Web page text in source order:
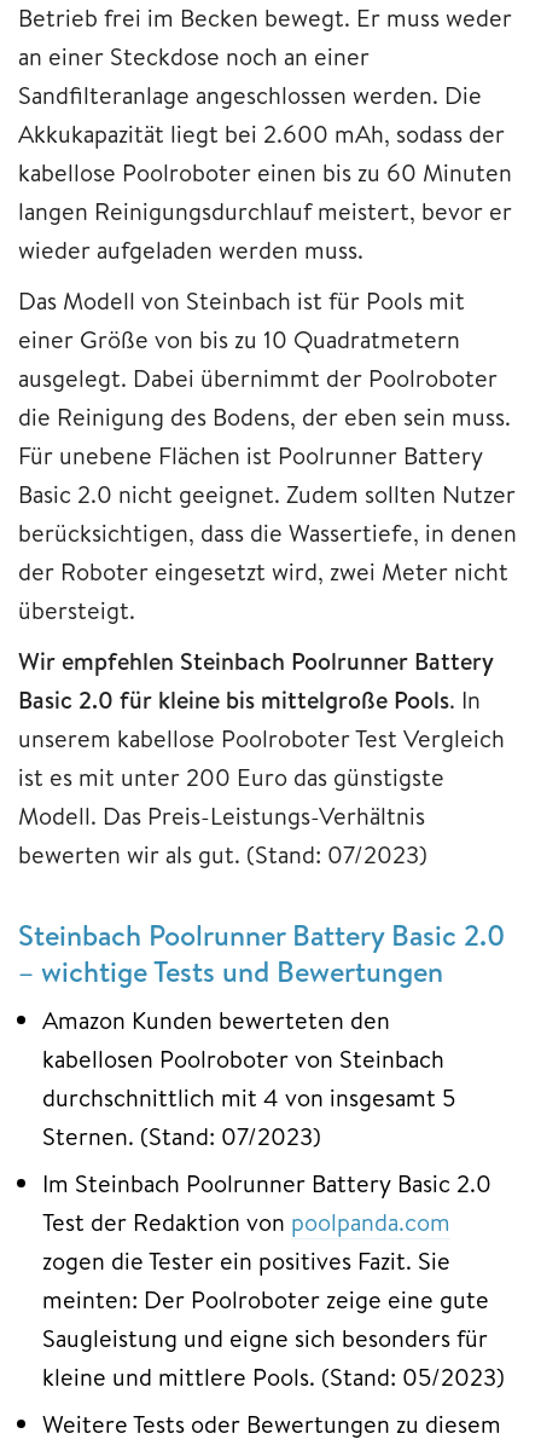
Betrieb frei im Becken bewegt. Er muss weder
an einer Steckdose noch an einer
Sandfilteranlage angeschlossen werden. Die
Akkukapazität liegt bei 2.600 mAh, sodass der
kabellose Poolroboter einen bis zu 60 Minuten
langen Reinigungsdurchlauf meistert, bevor er
wieder aufgeladen werden muss.
Das Modell von Steinbach ist für Pools mit
einer Größe von bis zu 10 Quadratmetern
ausgelegt. Dabei übernimmt der Poolroboter
die Reinigung des Bodens, der eben sein muss.
Für unebene Flächen ist Poolrunner Battery
Basic 2.0 nicht geeignet. Zudem sollten Nutzer
berücksichtigen, dass die Wassertiefe, in denen
der Roboter eingesetzt wird, zwei Meter nicht
übersteigt.
Wir empfehlen Steinbach Poolrunner Battery
Basic 2.0 für kleine bis mittelgroße Pools. In
unserem kabellose Poolroboter Test Vergleich
ist es mit unter 200 Euro das günstigste
Modell. Das Preis-Leistungs-Verhältnis
bewerten wir als gut. (Stand: 07/2023)
Steinbach Poolrunner Battery Basic 2.0
– wichtige Tests und Bewertungen
Amazon Kunden bewerteten den
kabellosen Poolroboter von Steinbach
durchschnittlich mit 4 von insgesamt 5
Sternen. (Stand: 07/2023)
Im Steinbach Poolrunner Battery Basic 2.0
Test der Redaktion von poolpanda.com
zogen die Tester ein positives Fazit. Sie
meinten: Der Poolroboter zeige eine gute
Saugleistung und eigne sich besonders für
kleine und mittlere Pools. (Stand: 05/2023)
Weitere Tests oder Bewertungen zu diesem